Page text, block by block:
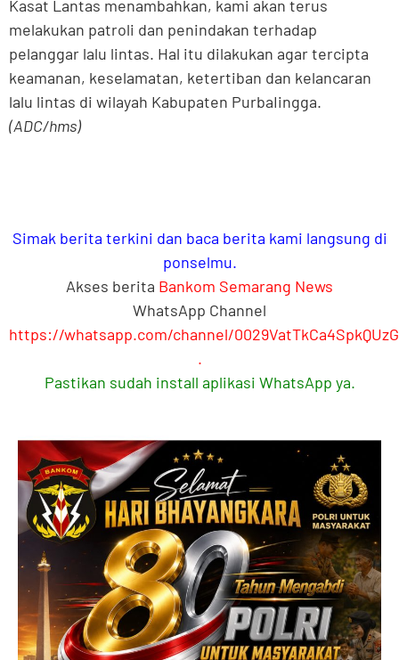
Kasat Lantas menambahkan, kami akan terus
melakukan patroli dan penindakan terhadap
pelanggar lalu lintas. Hal itu dilakukan agar tercipta
keamanan, keselamatan, ketertiban dan kelancaran
lalu lintas di wilayah Kabupaten PurbaIingga.
(ADC/hms)
Simak berita terkini dan baca berita kami langsung di
ponselmu.
Akses berita Bankom Semarang News
WhatsApp Channel
https://whatsapp.com/channel/
.
Pastikan sudah install aplikasi WhatsApp ya.